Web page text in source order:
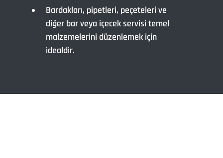
Bardakları, pipetleri, peçeteleri ve
diğer bar veya içecek servisi temel
malzemelerini düzenlemek için
idealdir.